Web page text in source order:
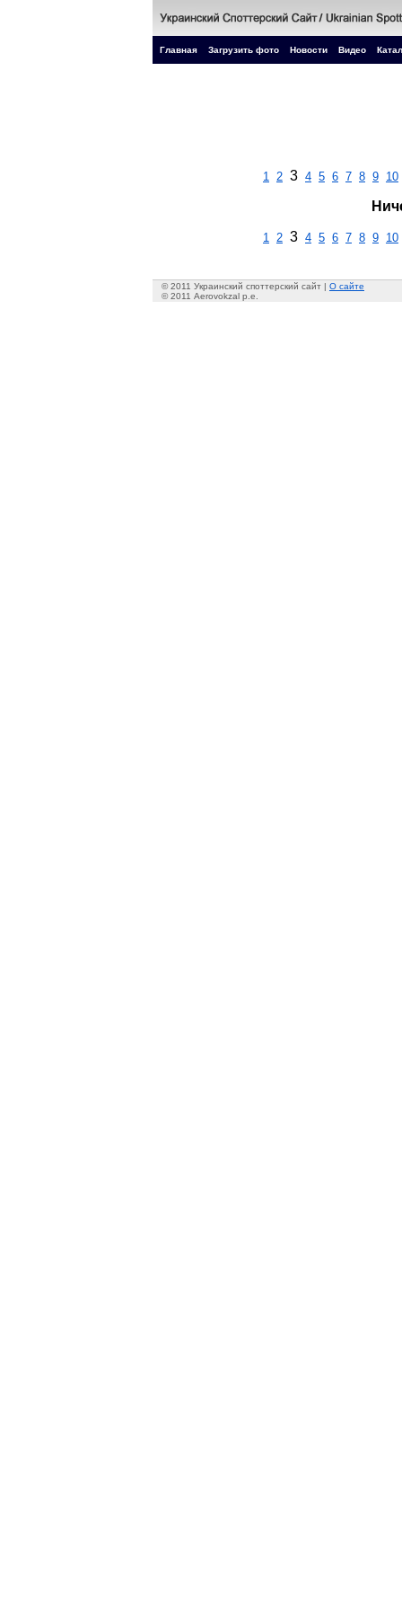
Главная Загрузить фото Новости Видео
1 2 3 4 5 6 7 8 9 10
1 2 3 4 5 6 7 8 9 10
© 2011 Украинский споттерский сайт | О сайте
© 2011 Aerovokzal p.e.